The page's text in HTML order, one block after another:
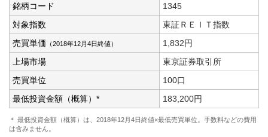
銘柄コード
1345
対象指数
東証ＲＥＩＴ指数
売買単価 （2018年12月4日終値）
1,832円
上場市場
東京証券取引所
売買単位
100口
最低投資金額（概算）*
183,200円
＊ 最低投資金額（概算）は、2018年12月4日終値×最低売買単位。手数料などの費用
は含みません。